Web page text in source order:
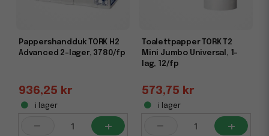
Pappershandduk TORK H2
Advanced 2-lager, 3780/fp
936,25 kr
i lager
- +
Toalettpapper TORK T2
Mini Jumbo Universal, 1-
lag, 12/fp
573,75 kr
i lager
- +